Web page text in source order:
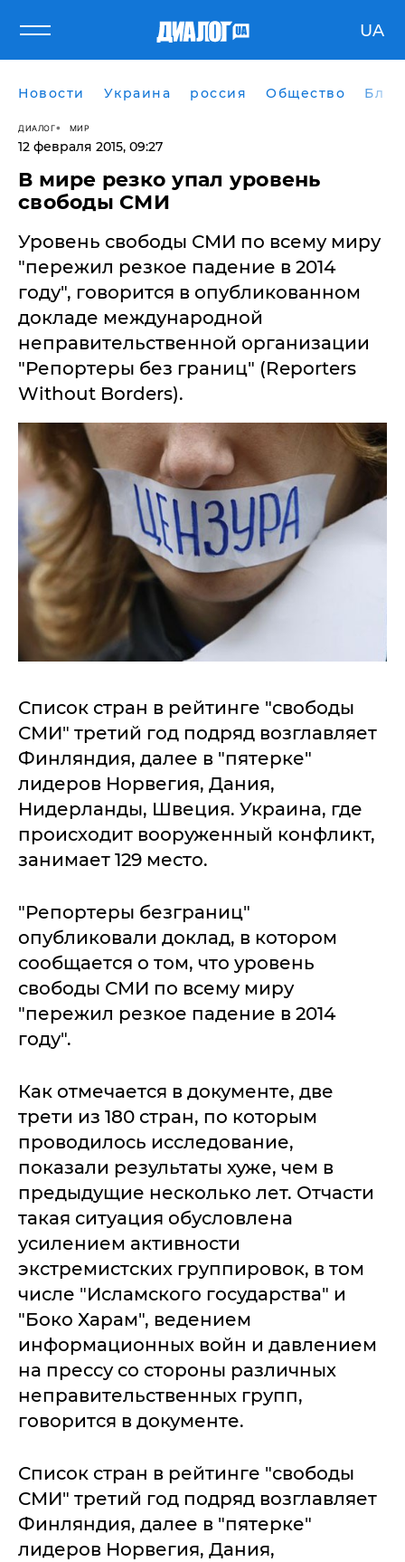
UA
Новости Украина россия Общество
ДИАЛОГ МИР
12 февраля 2015, 09:27
В мире резко упал уровень
свободы СМИ
Уровень свободы СМИ по всему миру
"пережил резкое падение в 2014
году", говорится в опубликованном
докладе международной
неправительственной организации
"Репортеры без границ" (Reporters
Without Borders).
Список стран в рейтинге "свободы
СМИ" третий год подряд возглавляет
Финляндия, далее в "пятерке"
лидеров Норвегия, Дания,
Нидерланды, Швеция. Украина, где
происходит вооруженный конфликт,
занимает 129 место.
"Репортеры безграниц"
опубликовали доклад, в котором
сообщается о том, что уровень
свободы СМИ по всему миру
"пережил резкое падение в 2014
году".
Как отмечается в документе, две
трети из 180 стран, по которым
проводилось исследование,
показали результаты хуже, чем в
предыдущие несколько лет. Отчасти
такая ситуация обусловлена
усилением активности
экстремистских группировок, в том
числе "Исламского государства" и
"Боко Харам", ведением
информационных войн и давлением
на прессу со стороны различных
неправительственных групп,
говорится в документе.
Список стран в рейтинге "свободы
СМИ" третий год подряд возглавляет
Финляндия, далее в "пятерке"
лидеров Норвегия, Дания,